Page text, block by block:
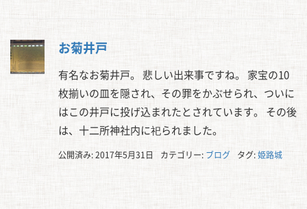
お菊井戸
有名なお菊井戸。 悲しい出来事ですね。 家宝の10
枚揃いの皿を隠され、その罪をかぶせられ、ついに
はこの井戸に投げ込まれたとされています。 その後
は、十二所神社内に祀られました。
公開済み: 2017年5月31日 カテゴリー: ブログ タグ:姫路城